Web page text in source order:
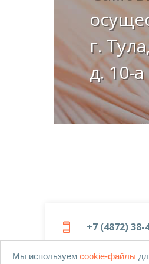
г.
д. 10-а
+7 (4872) 38-
Мы используем cookie-файлы